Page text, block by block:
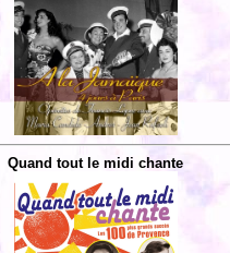
Quand tout le midi chante